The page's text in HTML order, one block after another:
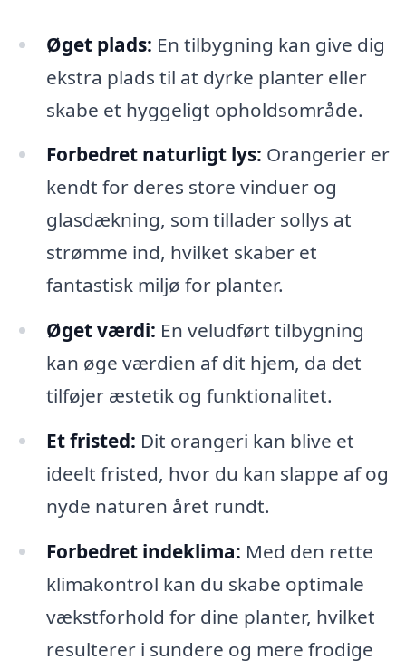
Øget plads: En tilbygning kan give dig
ekstra plads til at dyrke planter eller
skabe et hyggeligt opholdsområde.
Forbedret naturligt lys: Orangerier er
kendt for deres store vinduer og
glasdækning, som tillader sollys at
strømme ind, hvilket skaber et
fantastisk miljø for planter.
Øget værdi: En veludført tilbygning
kan øge værdien af dit hjem, da det
tilføjer æstetik og funktionalitet.
Et fristed: Dit orangeri kan blive et
ideelt fristed, hvor du kan slappe af og
nyde naturen året rundt.
Forbedret indeklima: Med den rette
klimakontrol kan du skabe optimale
vækstforhold for dine planter, hvilket
resulterer i sundere og mere frodige